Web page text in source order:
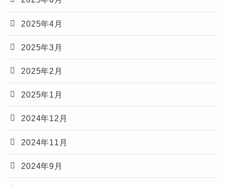
2025年4月
2025年3月
2025年2月
2025年1月
2024年12月
2024年11月
2024年9月